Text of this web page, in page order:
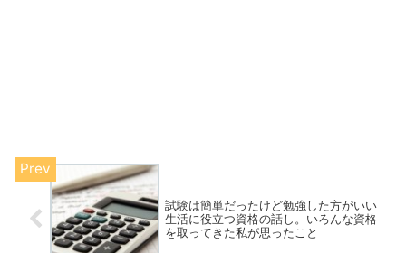
試験は簡単だったけど勉強した方がいい
生活に役立つ資格の話し。いろんな資格
を取ってきた私が思ったこと